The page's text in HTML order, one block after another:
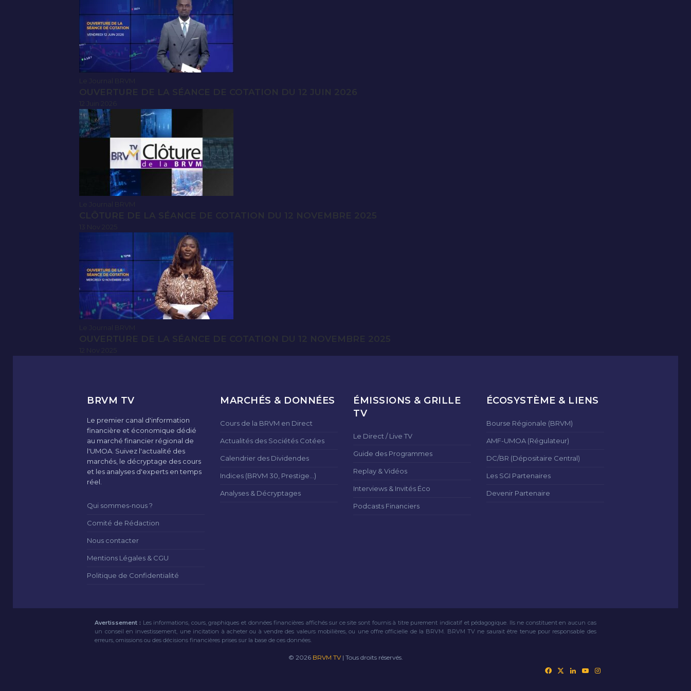
Le Journal BRVM
OUVERTURE DE LA SÉANCE DE COTATION DU 12 JUIN 2026
Le Journal BRVM
CLÔTURE DE LA SÉANCE DE COTATION DU 12 NOVEMBRE 2025
Le Journal BRVM
OUVERTURE DE LA SÉANCE DE COTATION DU 12 NOVEMBRE 2025
BRVM TV
Le premier canal d'information
financière et économique dédié
au marché financier régional de
l'UMOA. Suivez l'actualité des
marchés, le décryptage des cours
et les analyses d'experts en temps
réel.
Qui sommes-nous ?
Comité de Rédaction
Nous contacter
Mentions Légales & CGU
Politique de Confidentialité
MARCHÉS & DONNÉES
Cours de la BRVM en Direct
Actualités des Sociétés Cotées
Calendrier des Dividendes
Indices (BRVM 30, Prestige...)
Analyses & Décryptages
ÉMISSIONS & GRILLE
TV
Le Direct / Live TV
Guide des Programmes
Replay & Vidéos
Interviews & Invités Éco
Podcasts Financiers
ÉCOSYSTÈME & LIENS
Bourse Régionale (BRVM)
AMF-UMOA (Régulateur)
DC/BR (Dépositaire Central)
Les SGI Partenaires
Devenir Partenaire
Avertissement : Les informations, cours, graphiques et données financières affichés sur ce site sont fournis à titre purement indicatif et pédagogique. Ils ne constituent en aucun cas
un conseil en investissement, une incitation à acheter ou à vendre des valeurs mobilières, ou une offre officielle de la BRVM. BRVM TV ne saurait être tenue pour responsable des
erreurs, omissions ou des décisions financières prises sur la base de ces données.
© 2026 BRVM TV| Tous droits réservés.
FacebookLinkedinYouTube